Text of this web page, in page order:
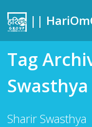
||
Tag
Swasthya
Sharir Swasthya